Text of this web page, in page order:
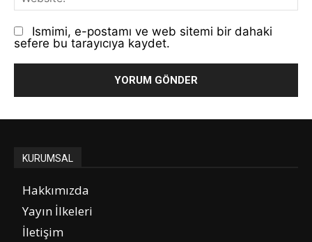
Ismimi, e-postamı ve web sitemi bir dahaki
sefere bu tarayıcıya kaydet.
KURUMSAL
Hakkımızda
Yayın İlkeleri
İletişim